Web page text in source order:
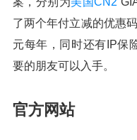
了两个年付立减的优惠
元每年，同时还有IP保
要的朋友可以入手。
官方网站